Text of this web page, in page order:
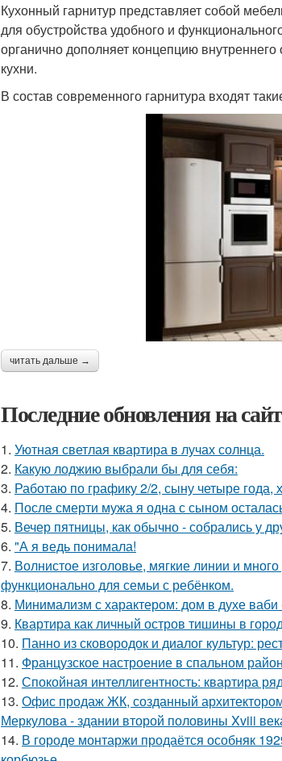
Кухонный гарнитур представляет собой
для обустройства удобного и
органично дополняет концепцию
кухни.
В состав современного гарнитура входят
читать дальше →
Последние обновления на
1. Уютная светлая квартира в лучах солнца.
2. Какую лоджию выбрали бы для себя:
3. Работаю по графику 2/2, сыну четыре года,
4. После смерти мужа я одна с сыном
5. Вечер пятницы, как обычно - собрались у
6. "А я ведь понимала!
7. Волнистое изголовье, мягкие линии и
функционально для семьи с ребёнком.
8. Минимализм с характером: дом в духе ваби
9. Квартира как личный остров тишины в
10. Панно из сковородок и диалог культур:
11. Французское настроение в спальном
12. Спокойная интеллигентность: квартира
13. Офис продаж ЖК, созданный
Меркулова - здании второй половины Xviii
14. В городе монтаржи продаётся особняк